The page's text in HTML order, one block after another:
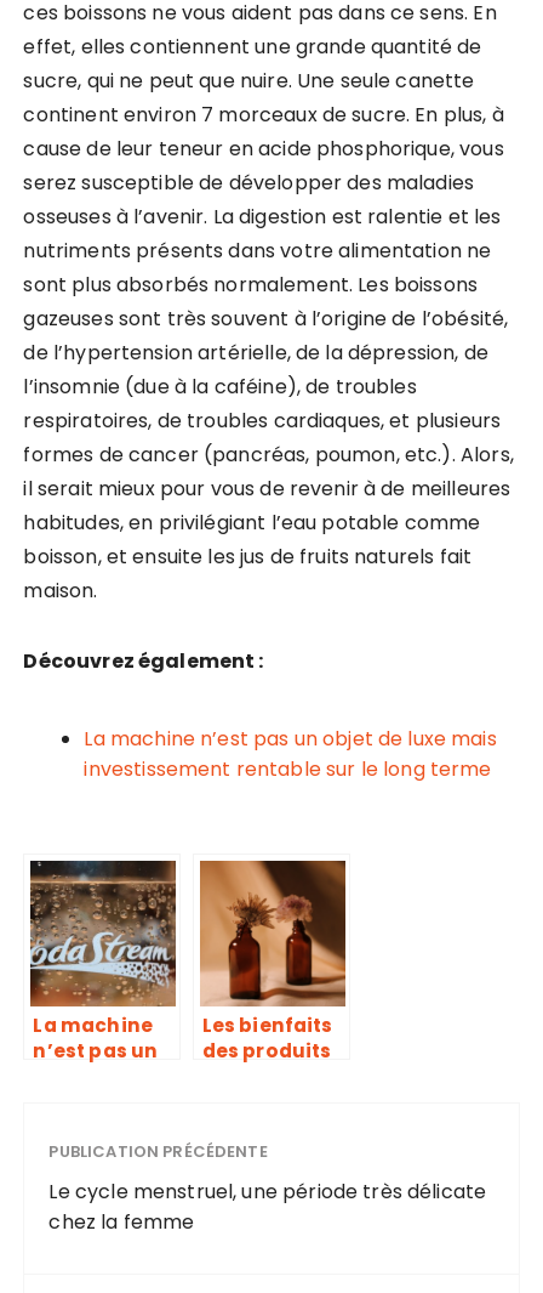
ces boissons ne vous aident pas dans ce sens. En
effet, elles contiennent une grande quantité de
sucre, qui ne peut que nuire. Une seule canette
continent environ 7 morceaux de sucre. En plus, à
cause de leur teneur en acide phosphorique, vous
serez susceptible de développer des maladies
osseuses à l’avenir. La digestion est ralentie et les
nutriments présents dans votre alimentation ne
sont plus absorbés normalement. Les boissons
gazeuses sont très souvent à l’origine de l’obésité,
de l’hypertension artérielle, de la dépression, de
l’insomnie (due à la caféine), de troubles
respiratoires, de troubles cardiaques, et plusieurs
formes de cancer (pancréas, poumon, etc.). Alors,
il serait mieux pour vous de revenir à de meilleures
habitudes, en privilégiant l’eau potable comme
boisson, et ensuite les jus de fruits naturels fait
maison.
Découvrez également :
La machine n’est pas un objet de luxe mais
investissement rentable sur le long terme
La machine
n’est pas un
nt rentable
sur le long
terme
Les bienfaits
des produits
pour notre
sante
PUBLICATION PRÉCÉDENTE
Le cycle menstruel, une période très délicate
chez la femme